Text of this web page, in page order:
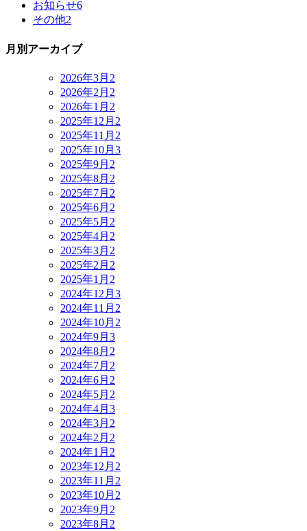
お知らせ6
その他2
月別アーカイブ
2026年3月 2
2026年2月 2
2026年1月 2
2025年12月 2
2025年11月 2
2025年10月 3
2025年9月 2
2025年8月 2
2025年7月 2
2025年6月 2
2025年5月 2
2025年4月 2
2025年3月 2
2025年2月 2
2025年1月 2
2024年12月 3
2024年11月 2
2024年10月 2
2024年9月 3
2024年8月 2
2024年7月 2
2024年6月 2
2024年5月 2
2024年4月 3
2024年3月 2
2024年2月 2
2024年1月 2
2023年12月 2
2023年11月 2
2023年10月 2
2023年9月 2
2023年8月 2